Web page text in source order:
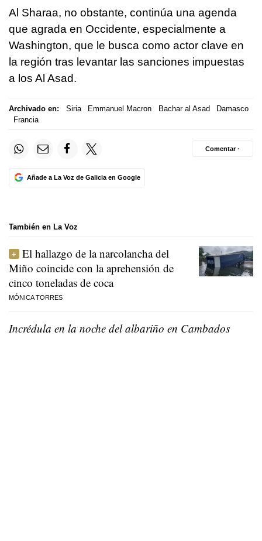
Al Sharaa, no obstante, continúa una agenda
que agrada en Occidente, especialmente a
Washington, que le busca como actor clave en
la región tras levantar las sanciones impuestas
a los Al Asad.
Archivado en: Siria Emmanuel Macron Bachar al Asad
Damasco
Francia
Añade a La Voz de Galicia en Google
Comentar ·
También en La Voz
El hallazgo de la narcolancha del
Miño coincide con la aprehensión de
cinco toneladas de coca
MÓNICA TORRES
Incrédula en la noche del albariño en Cambados